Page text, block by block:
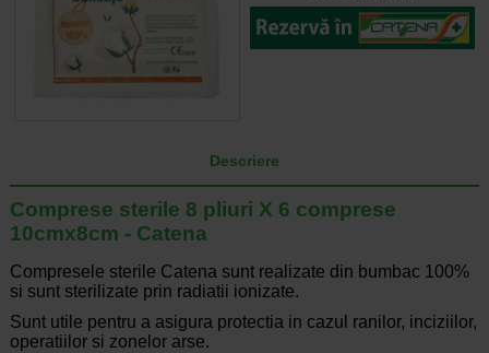
Descriere
Comprese sterile 8 pliuri X 6 comprese
10cmx8cm - Catena
Compresele sterile Catena sunt realizate din bumbac 100%
si sunt sterilizate prin radiatii ionizate.
Sunt utile pentru a asigura protectia in cazul ranilor, inciziilor,
operatiilor si zonelor arse.